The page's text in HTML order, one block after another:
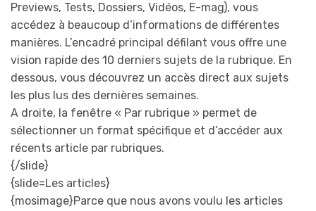
Previews, Tests, Dossiers, Vidéos, E-mag), vous
accédez à beaucoup d’informations de différentes
manières. L’encadré principal défilant vous offre une
vision rapide des 10 derniers sujets de la rubrique. En
dessous, vous découvrez un accès direct aux sujets
les plus lus des dernières semaines.
A droite, la fenêtre « Par rubrique » permet de
sélectionner un format spécifique et d’accéder aux
récents article par rubriques.
{/slide}
{slide=Les articles}
{mosimage}Parce que nous avons voulu les articles